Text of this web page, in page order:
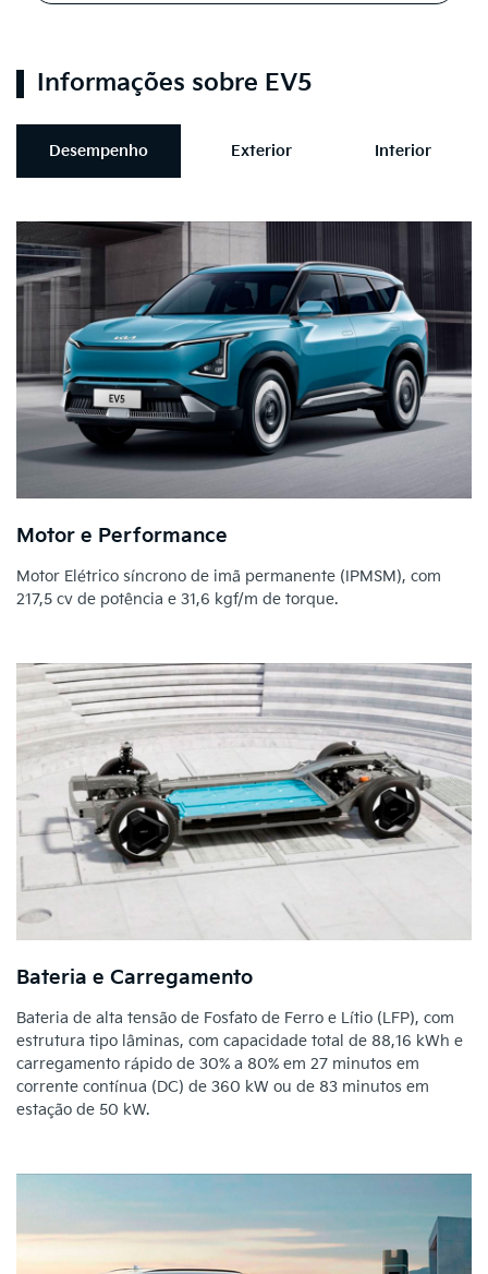
Informações sobre EV5
Desempenho Exterior Interior
Motor e Performance
Motor Elétrico síncrono de imã permanente (IPMSM), com
217,5 cv de potência e 31,6 kgf/m de torque.
Bateria e Carregamento
Bateria de alta tensão de Fosfato de Ferro e Lítio (LFP), com
estrutura tipo lâminas, com capacidade total de 88,16 kWh e
carregamento rápido de 30% a 80% em 27 minutos em
corrente contínua (DC) de 360 kW ou de 83 minutos em
estação de 50 kW.